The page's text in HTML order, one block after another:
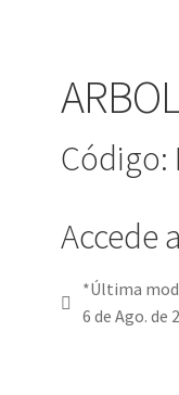
Código:
Accede
*Última
6 de Ago. de